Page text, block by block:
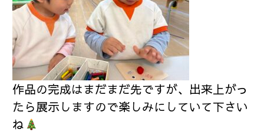
作品の完成はまだまだ先ですが、出来上がっ
たら展示しますので楽しみにしていて下さい
ね